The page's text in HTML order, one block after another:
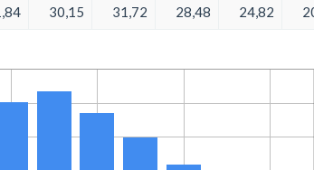
30,15 31,72 28,48 24,82